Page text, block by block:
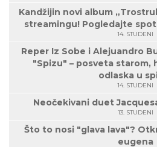
Kandžijin novi album
streamingu! Pogledajte
14. STUDENI
Reper Iz Sobe i Alejuandro
"Spizu" – posveta starom,
odlaska u
14. STUDENI
Neočekivani duet
13. STUDENI
Što to nosi "glava lava"?
eugena